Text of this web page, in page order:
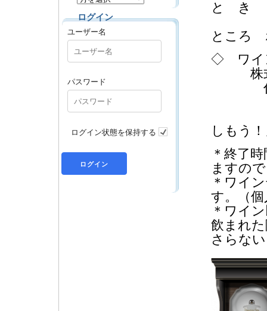
と き
ところ
◇ ワイ
株式
代表
しもう
＊終了
ますの
＊ワイ
す。（
＊ワイ
飲まれ
さらな
ログイン
ユーザー名
パスワード
ログイン状態を保持する